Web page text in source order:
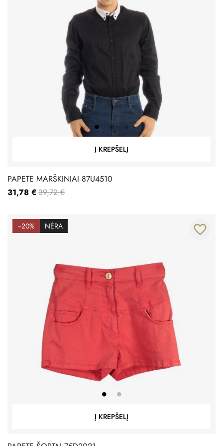
Į KREPŠELĮ
PAPETE MARŠKINIAI 87U4510
31,78 € 39,72 €
−20% NĖRA
Į KREPŠELĮ
favorite_border